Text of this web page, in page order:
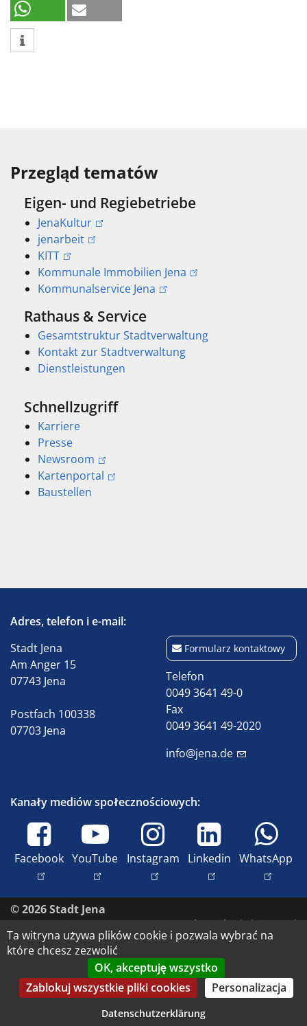
Przegląd tematów
Eigen- und Regiebetriebe
JenaKultur
jenarbeit
KITT
Kommunale Immobilien Jena
Kommunalservice Jena
Rathaus & Service
Gesamtstruktur Stadtverwaltung
Kontakt zur Stadtverwaltung
Dienstleistungen
Schnellzugriff
Karriere
Presse
Newsroom
Kartenportal
Baustellen
Adres, telefon i e-mail:
Stadt Jena
Am Anger 15
07743 Jena
Postfach 100338
07703 Jena
Formularz kontaktowy
Telefon
0049 3641 49-0
Fax
0049 3641 49-2020
info@jena.de
Kanały mediów społecznościowych:
Facebook YouTube Instagram Linkedin WhatsApp
© 2026 Stadt Jena
Skontaktuj się z nami
Dostępność
Polityka prywatności
Nadruk
Prawa do wizerunku i prawa autorskie
Datenschutz-Einstellungen anpassen
Ta witryna używa plików cookie i pozwala wybrać na
które chcesz zezwolić
OK, akceptuję wszystko
Zablokuj wszystkie pliki cookies
Personalizacja
Datenschutzerklärung